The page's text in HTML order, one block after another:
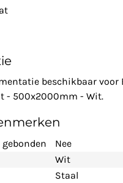
beschikbaar voor
- 500x2000mm - Wit.
Nee
Wit
Staal